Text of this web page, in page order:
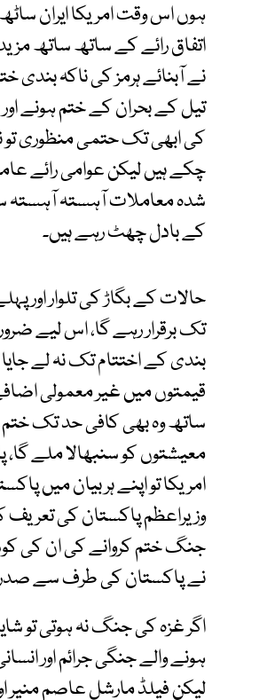
ہوں اس وقت امریکا ایران
اتفاق رائے کے ساتھ ساتھ
نے آبنائے ہرمز کی ناکہ بندی
تیل کے بحران کے ختم ہونے
کی ابھی تک حتمی منظوری تو
چکے ہیں لیکن عوامی رائے
شدہ معاملات آہستہ آہستہ
کے بادل چھٹ رہے ہیں۔
حالات کے بگاڑ کی تلوار اور
تک برقرار رہے گا، اس لیے
بندی کے اختتام تک نہ لے
قیمتوں میں غیر معمولی
ساتھ وہ بھی کافی حد تک ختم
معیشتوں کو سنبھالا ملے
امریکا تو اپنے ہر بیان میں
وزیراعظم پاکستان کی تعریف
جنگ ختم کروانے کی ان کی
نے پاکستان کی طرف سے صدر
اگر غزہ کی جنگ نہ ہوتی تو
ہونے والے جنگی جرائم اور
لیکن فیلڈ مارشل عاصم منیر